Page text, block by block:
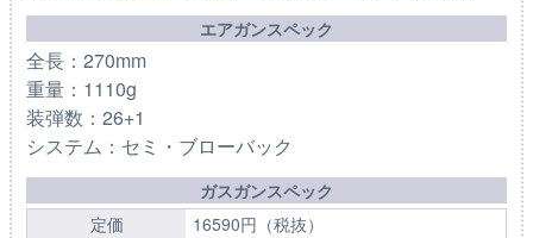
エアガンスペック
全長：270mm
重量：1110g
装弾数：26+1
システム：セミ・ブローバック
ガスガンスペック
定価
16590円（税抜）